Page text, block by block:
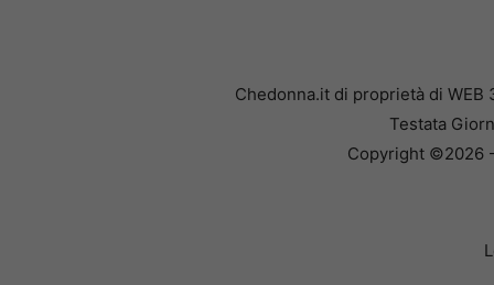
Chedonna.it di proprietà di WEB
Testata
Copyright ©2026